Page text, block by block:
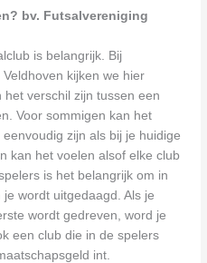
bv. Futsalvereniging
is belangrijk. Bij
kijken we hier
verschil zijn tussen een
Voor sommigen kan het
zijn als bij je huidige
kan het voelen alsof elke club
is het belangrijk om in
wordt uitgedaagd. Als je
wordt gedreven, word je
een club die in de spelers
int.